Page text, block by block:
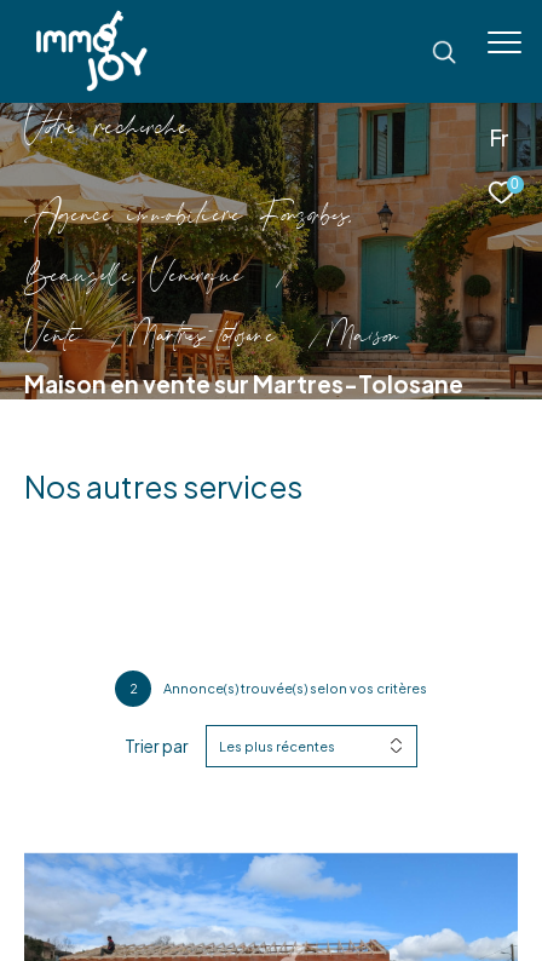
Fr
0
Vore recece
Agence immobilière Fonsorbes,
Beauzelle, Venerque
Vente
Martres tolosane Maison
Maison en vente sur Martres-Tolosane
Nos autres services
2 Annonce(s) trouvée(s) selon vos critères
Trier par Les plus récentes